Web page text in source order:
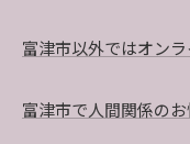
富津市以外ではオン
富津市で人間関係の